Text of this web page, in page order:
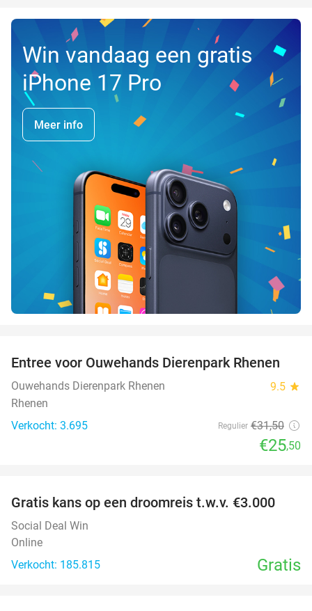
Win vandaag een gratis
iPhone 17 Pro
Meer info
19%
Entree voor Ouwehands Dierenpark Rhenen
Ouwehands Dierenpark Rhenen 9.5 star
Rhenen
Verkocht: 3.695
Regulier €31,50
€25,50
Gratis kans op een droomreis t.w.v. €3.000
Social Deal Win
Online
Verkocht: 185.815
Gratis